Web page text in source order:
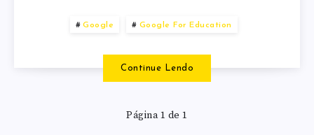
Google Google For Education
Continue Lendo
Página 1 de 1